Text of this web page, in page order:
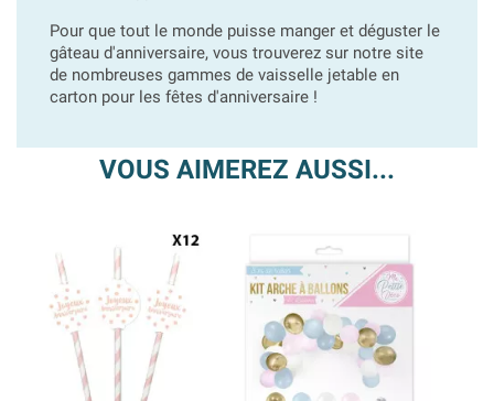
Pour que tout le monde puisse manger et déguster le
gâteau d'anniversaire, vous trouverez sur notre site
de nombreuses gammes de vaisselle jetable en
carton pour les fêtes d'anniversaire !
VOUS AIMEREZ AUSSI...